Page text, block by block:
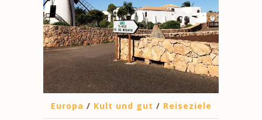
Europa / Kult und gut / Reiseziele